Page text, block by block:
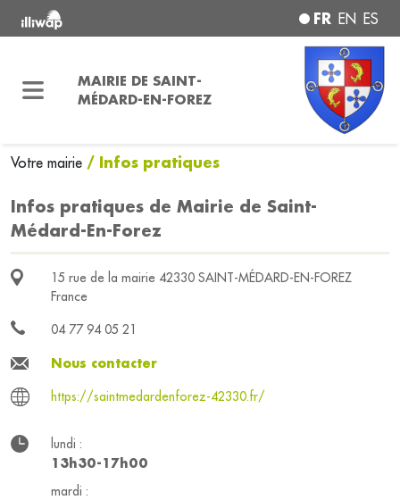
FR EN ES
MAIRIE DE SAINT-
MÉDARD-EN-FOREZ
Votre mairie / Infos pratiques
Infos pratiques de Mairie de Saint-
Médard-En-Forez
15 rue de la mairie 42330 SAINT-MÉDARD-EN-FOREZ
France
04 77 94 05 21
Nous contacter
https://saintmedardenforez-42330.fr/
lundi :
13h30-17h00
mardi :